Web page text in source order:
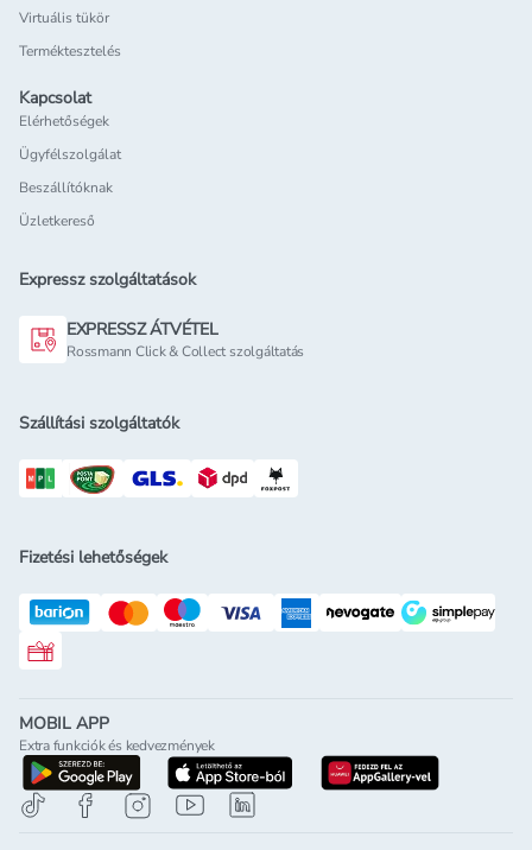
Virtuális tükör
Terméktesztelés
Kapcsolat
Elérhetőségek
Ügyfélszolgálat
Beszállítóknak
Üzletkereső
Expressz szolgáltatások
EXPRESSZ ÁTVÉTEL
Rossmann Click & Collect szolgáltatás
Szállítási szolgáltatók
Fizetési lehetőségek
Rossmann ajándékkártya
MOBIL APP
Extra funkciók és kedvezmények
letöltés a google-play-rölletöltés az app-store-ból
letöltés